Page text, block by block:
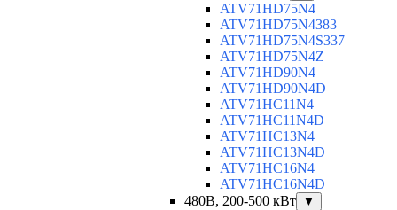
ATV71HD75N4
ATV71HD75N4383
ATV71HD75N4S337
ATV71HD75N4Z
ATV71HD90N4
ATV71HD90N4D
ATV71HC11N4
ATV71HC11N4D
ATV71HC13N4
ATV71HC13N4D
ATV71HC16N4
ATV71HC16N4D
480В, 200-500 кВт
▼